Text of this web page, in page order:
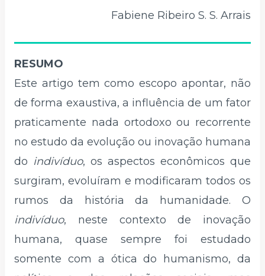
Fabiene Ribeiro S. S. Arrais
RESUMO
Este artigo tem como escopo apontar, não
de forma exaustiva, a influência de um fator
praticamente nada ortodoxo ou recorrente
no estudo da evolução ou inovação humana
do indivíduo, os aspectos econômicos que
surgiram, evoluíram e modificaram todos os
rumos da história da humanidade. O
indivíduo, neste contexto de inovação
humana, quase sempre foi estudado
somente com a ótica do humanismo, da